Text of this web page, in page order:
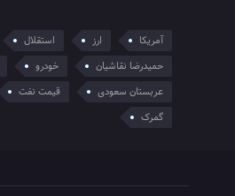
آمریکا ارز استقلال
حمیدرضا نقاشیان
خودرو
عربستان سعودی
قیمت نفت
گمرک